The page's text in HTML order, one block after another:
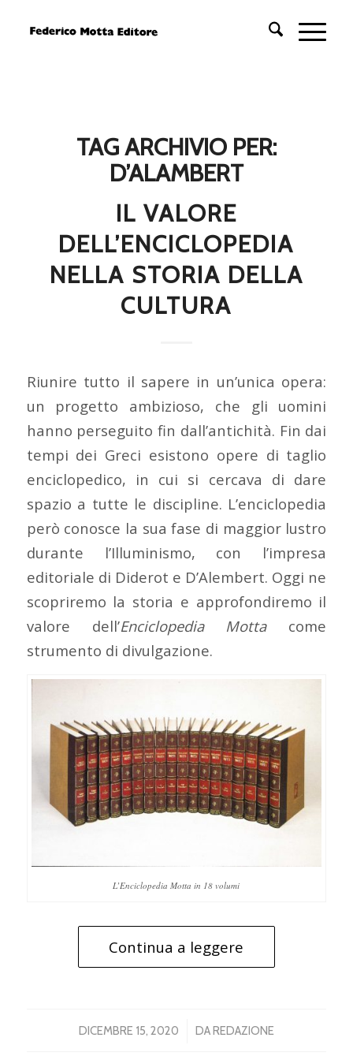
TAG ARCHIVIO PER:
D’ALAMBERT
IL VALORE
DELL’ENCICLOPEDIA
NELLA STORIA DELLA
CULTURA
Riunire tutto il sapere in un’unica opera:
un progetto ambizioso, che gli uomini
hanno perseguito fin dall’antichità. Fin dai
tempi dei Greci esistono opere di taglio
enciclopedico, in cui si cercava di dare
spazio a tutte le discipline. L’enciclopedia
però conosce la sua fase di maggior lustro
durante l’Illuminismo, con l’impresa
editoriale di Diderot e D’Alembert. Oggi ne
scopriremo la storia e approfondiremo il
valore dell’Enciclopedia Mottacome
strumento di divulgazione.
L’Enciclopedia Motta in 18 volumi
Continua a leggere
DICEMBRE 15, 2020
/ DAREDAZIONE